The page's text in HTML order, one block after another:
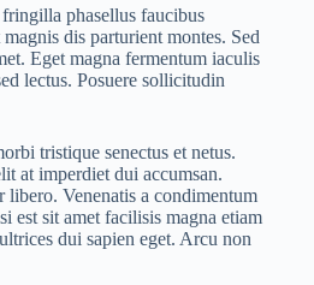
phasellus faucibus
dis parturient montes. Sed
Eget magna fermentum iaculis
lectus. Posuere sollicitudin
tristique senectus et netus.
at imperdiet dui accumsan.
libero. Venenatis a condimentum
est sit amet facilisis magna etiam
dui sapien eget. Arcu non